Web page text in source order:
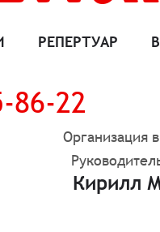
РЕПЕРТУАР
86-22
Организация
Кирилл